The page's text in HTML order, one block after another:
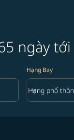
ngày tới
Hạng Bay
Hạng Bay
Hạng phổ
keyboard_arrow_down